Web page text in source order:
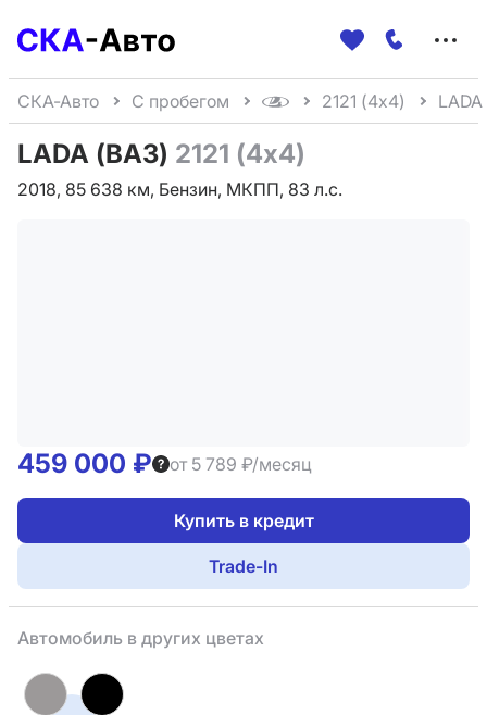
СКА-Авто С пробегом 2121 (4x4)
LADA (ВАЗ) 2121 (4x4)
2018, 85 638 км, Бензин, МКПП, 83 л.с.
459 000 ₽ от 5 789 ₽/месяц
Купить в кредит
Trade-In
Автомобиль в других цветах